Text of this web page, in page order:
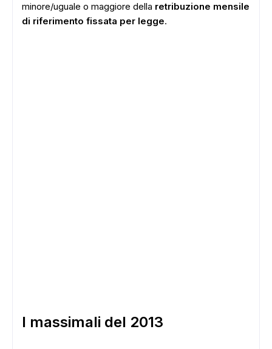
minore/uguale o maggiore della retribuzione mensile
di riferimento fissata per legge.
I massimali del 2013